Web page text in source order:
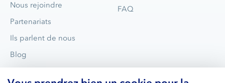
Nous rejoindre
Partenariats
Ils parlent de nous
Blog
FAQ